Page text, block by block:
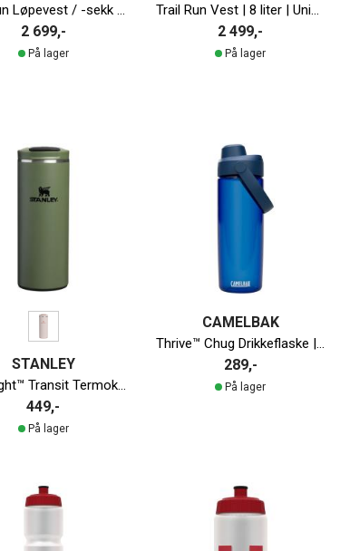
Trail Run Løpevest / -sekk | 10 liter | Unisex
2 699,-
På lager
Trail Run Vest | 8 liter | Unisex
2 499,-
På lager
STANLEY
AeroLight™ Transit Termokopp | 350ml
449,-
På lager
CAMELBAK
Thrive™ Chug Drikkeflaske | 600ml
289,-
På lager